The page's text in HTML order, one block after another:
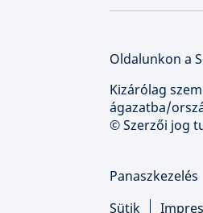
Oldalunkon a
Kizárólag
ágazatba/
© Szerzői jog
Panaszkezelés
Sütik